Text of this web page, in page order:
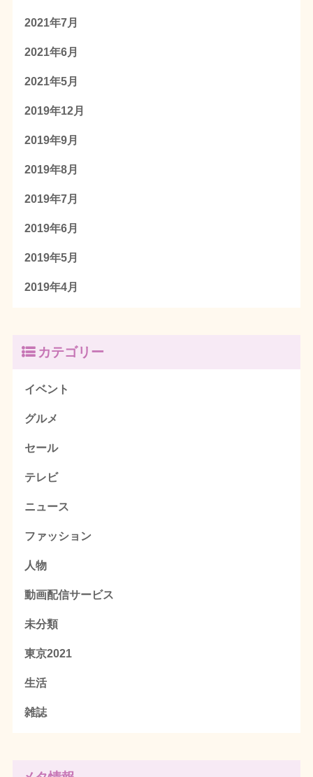
2021年7月
2021年6月
2021年5月
2019年12月
2019年9月
2019年8月
2019年7月
2019年6月
2019年5月
2019年4月
カテゴリー
イベント
グルメ
セール
テレビ
ニュース
ファッション
人物
動画配信サービス
未分類
東京2021
生活
雑誌